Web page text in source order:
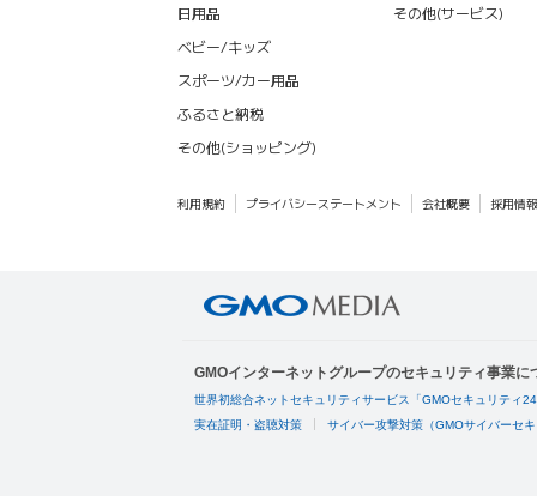
日用品
ベビー/キッズ
スポーツ/カー用品
ふるさと納税
その他(ショッピング)
その他(サービス)
利用規約 プライバシーステートメント 会社概要 採用情報
GMOインターネットグループのセキュリティ事業に
世界初総合ネットセキュリティサービス「GMOセキュリティ
実在証明・盗聴対策
サイバー攻撃対策（GMOサイバーセ